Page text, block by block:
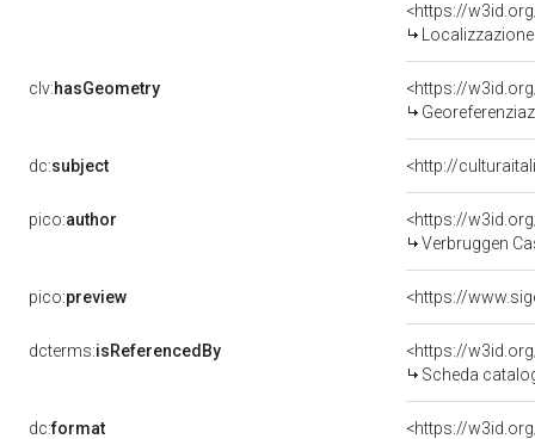
<https://
clv:hasGeometry
<https://
dc:subject <http://
pico:author
<https://
Verbruggen
pico:preview
dcterms:isReferencedBy
<https://
Scheda
dc:format
<https://